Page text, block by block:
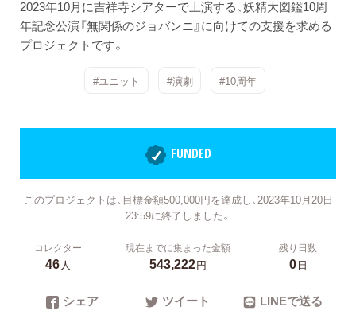
2023年10月に吉祥寺シアターで上演する、妖精大図鑑10周
年記念公演『無関係のジョバンニ』に向けての支援を求める
プロジェクトです。
#ユニット #演劇 #10周年
FUNDED
このプロジェクトは、目標金額500,000円を達成し、2023年10月20日
23:59に終了しました。
コレクター
46人
現在までに集まった金額
543,222円
残り日数
0日
シェア ツイート LINEで送る